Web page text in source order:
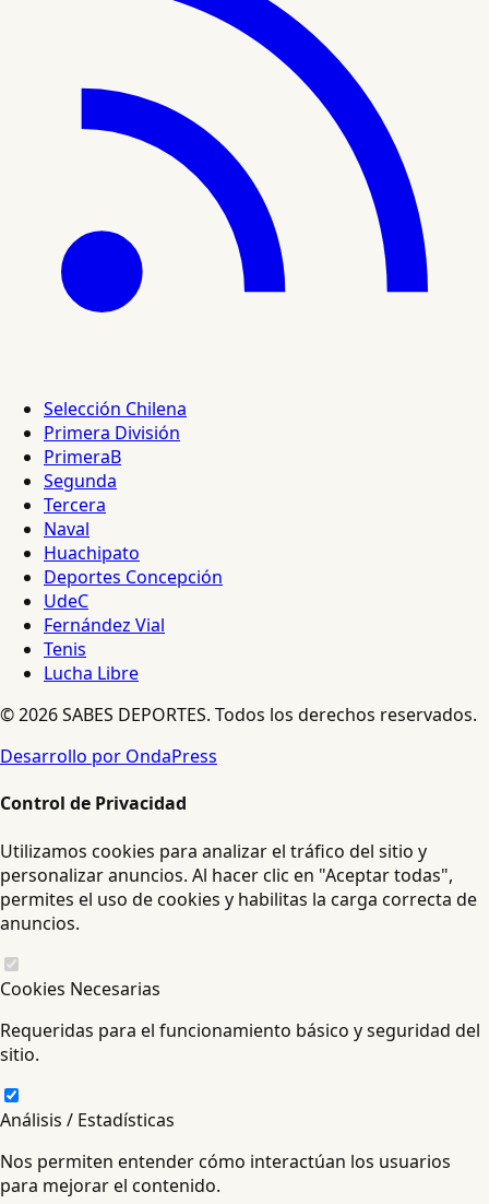
Selección Chilena
Primera División
PrimeraB
Segunda
Tercera
Naval
Huachipato
Deportes Concepción
UdeC
Fernández Vial
Tenis
Lucha Libre
© 2026 SABES DEPORTES. Todos los derechos reservados.
Desarrollo por OndaPress
Control de Privacidad
Utilizamos cookies para analizar el tráfico del sitio y
personalizar anuncios. Al hacer clic en "Aceptar todas",
permites el uso de cookies y habilitas la carga correcta de
anuncios.
Cookies Necesarias
Requeridas para el funcionamiento básico y seguridad del
sitio.
Análisis / Estadísticas
Nos permiten entender cómo interactúan los usuarios
para mejorar el contenido.